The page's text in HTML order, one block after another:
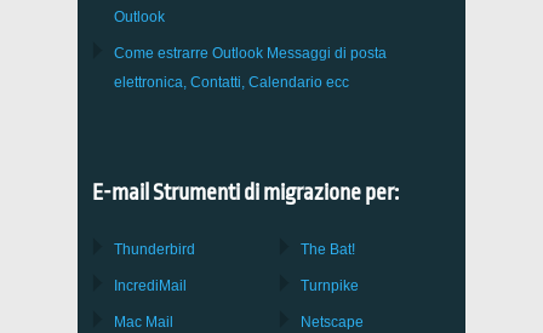
Outlook
Come estrarre Outlook Messaggi di posta
elettronica, Contatti, Calendario ecc
E-mail Strumenti di migrazione per:
Thunderbird
IncrediMail
Mac Mail
The Bat!
Turnpike
Netscape